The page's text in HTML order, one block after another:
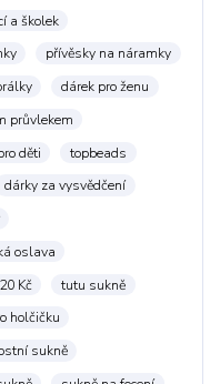
a školek
přívěsky na náramky
dárek pro ženu
průvlekem
děti
topbeads
dárky za vysvědčení
oslava
Kč
tutu sukně
holčičku
sukně